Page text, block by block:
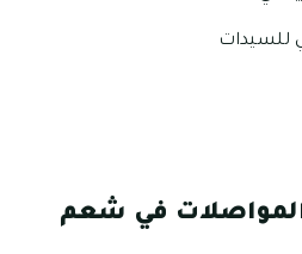
للسيدات
في شعم